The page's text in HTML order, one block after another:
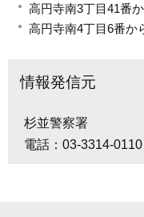
高円寺南3丁目41番
高円寺南4丁目6番か
情報発信元
杉並警察署
電話：03-3314-0110